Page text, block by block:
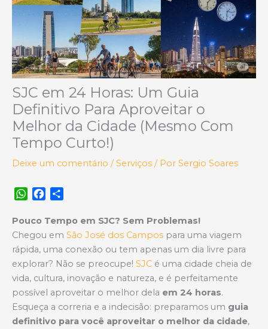
SJC em 24 Horas: Um Guia
Definitivo Para Aproveitar o
Melhor da Cidade (Mesmo Com
Tempo Curto!)
Deixe um comentário /Serviços / Por Sergio Soares
W
a
t
s
A
p
c
e
b
o
a
r
e
Pouco Tempo em SJC? Sem Problemas!
Chegou em São José dos Campos para uma viagem
rápida, uma conexão ou tem apenas um dia livre para
explorar? Não se preocupe! SJC é uma cidade cheia de
vida, cultura, inovação e natureza, e é perfeitamente
possível aproveitar o melhor dela em 24 horas.
Esqueça a correria e a indecisão: preparamos um guia
definitivo para você aproveitar o melhor da cidade,